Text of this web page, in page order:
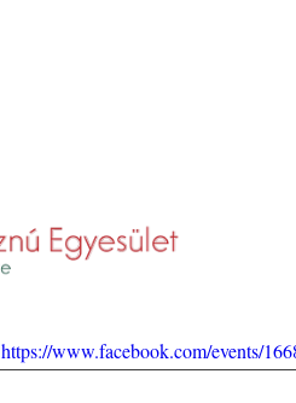
https://www.facebook.com/events/